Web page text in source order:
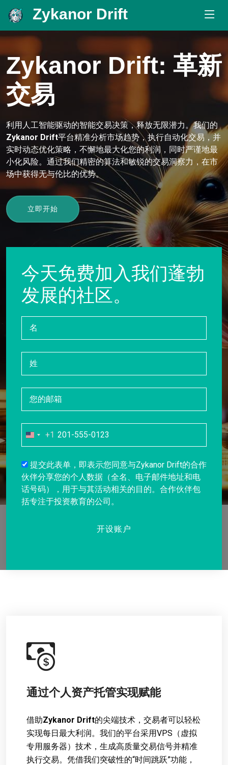
Zykanor Drift
Zykanor Drift: 革新
交易
利用人工智能驱动的智能交易决策，释放无限潜力。我们的
Zykanor Drift平台精准分析市场趋势，执行自动化交易，并
实时动态优化策略，不懈地最大化您的利润，同时严谨地最
小化风险。通过我们精密的算法和敏锐的交易洞察力，在市
场中获得无与伦比的优势。
立即开始
今天免费加入我们蓬勃
发展的社区。
United
States
+1
+1
提交此表单，即表示您同意与Zykanor Drift的合作
伙伴分享您的个人数据（全名、电子邮件地址和电
话号码），用于与其活动相关的目的。合作伙伴包
括专注于投资教育的公司。
开设账户
通过个人资产托管实现赋能
借助Zykanor Drift的尖端技术，交易者可以轻松
实现每日最大利润。我们的平台采用VPS（虚拟
专用服务器）技术，生成高质量交易信号并精准
执行交易。凭借我们突破性的“时间跳跃”功能，